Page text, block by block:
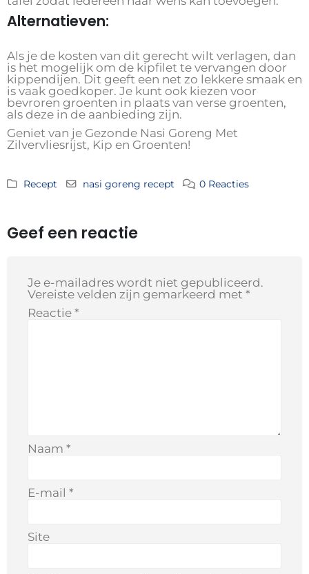
Alternatieven:
Als je de kosten van dit gerecht wilt verlagen, dan
is het mogelijk om de kipfilet te vervangen door
kippendijen. Dit geeft een net zo lekkere smaak en
is vaak goedkoper. Je kunt ook kiezen voor
bevroren groenten in plaats van verse groenten,
als deze in de aanbieding zijn.
Geniet van je Gezonde Nasi Goreng Met
Zilvervliesrijst, Kip en Groenten!
Recept nasi goreng recept 0 Reacties
Geef een reactie
Je e-mailadres wordt niet gepubliceerd.
Vereiste velden zijn gemarkeerd met *
Reactie *
Naam *
E-mail *
Site